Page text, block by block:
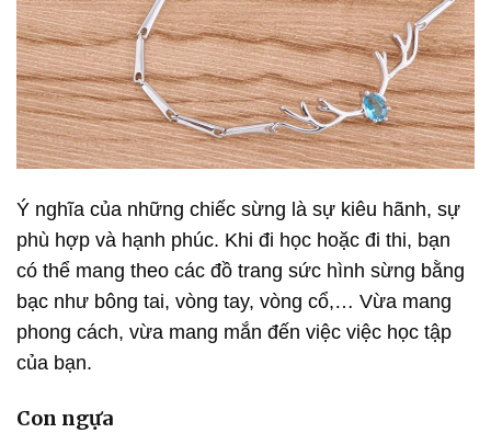
Ý nghĩa của những chiếc sừng là sự kiêu hãnh, sự
phù hợp và hạnh phúc. Khi đi học hoặc đi thi, bạn
có thể mang theo các đồ trang sức hình sừng bằng
bạc như bông tai, vòng tay, vòng cổ,… Vừa mang
phong cách, vừa mang mắn đến việc việc học tập
của bạn.
Con ngựa